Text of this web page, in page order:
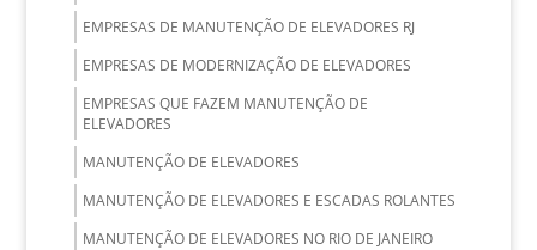
EMPRESAS DE MANUTENÇÃO DE ELEVADORES RJ
EMPRESAS DE MODERNIZAÇÃO DE ELEVADORES
EMPRESAS QUE FAZEM MANUTENÇÃO DE
ELEVADORES
MANUTENÇÃO DE ELEVADORES
MANUTENÇÃO DE ELEVADORES E ESCADAS ROLANTES
MANUTENÇÃO DE ELEVADORES NO RIO DE JANEIRO